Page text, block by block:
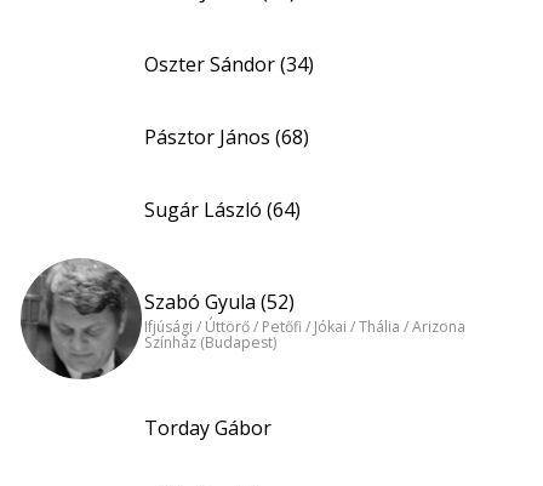
Oszter Sándor (34)
Pásztor János (68)
Sugár László (64)
Szabó Gyula (52)
Ifjúsági / Úttörő / Petőfi / Jókai / Thália / Arizona
Színház (Budapest)
Torday Gábor